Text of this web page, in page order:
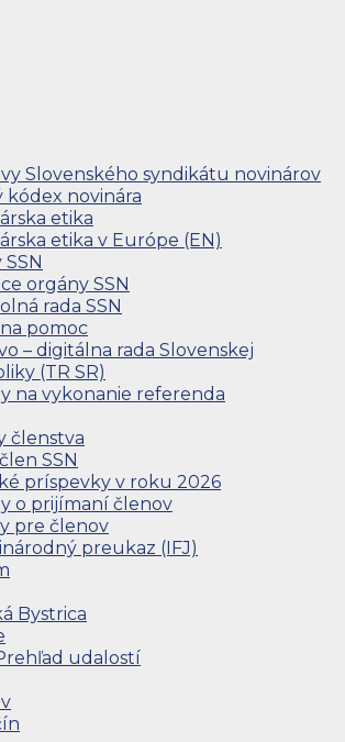
Slovenského syndikátu novinárov
kódex novinára
etika
etika v Európe (EN)
orgány SSN
rada SSN
pomoc
– digitálna rada Slovenskej
(TR SR)
na vykonanie referenda
členstva
SSN
príspevky v roku 2026
o prijímaní členov
pre členov
preukaz (IFJ)
Bystrica
udalostí